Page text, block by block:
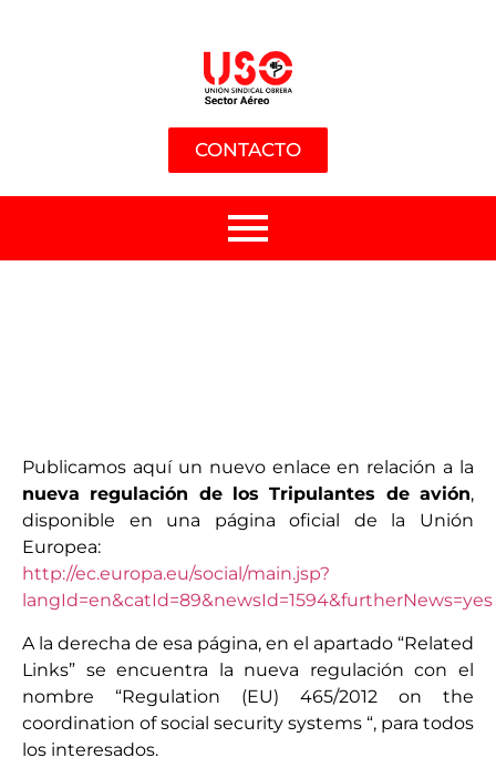
CONTACTO
Publicamos aquí un nuevo enlace en relación a la
nueva regulación de los Tripulantes de avión,
disponible en una página oficial de la Unión
Europea:
http://ec.europa.eu/social/main.jsp?
langId=en&catId=89&newsId=1594&furtherNews=yes
A la derecha de esa página, en el apartado “Related
Links” se encuentra la nueva regulación con el
nombre “Regulation (EU) 465/2012 on the
coordination of social security systems “, para todos
los interesados.